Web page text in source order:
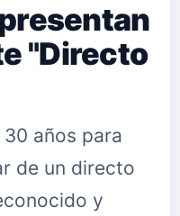
"Directo
años para
de un directo
y